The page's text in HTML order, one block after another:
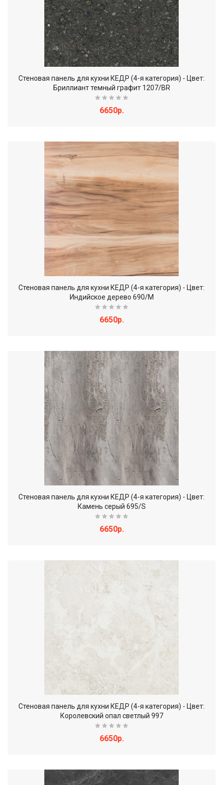
Стеновая панель для кухни КЕДР (4-я категория) - Цвет:
Бриллиант темный графит 1207/BR
6650р.
Стеновая панель для кухни КЕДР (4-я категория) - Цвет:
Индийское дерево 690/М
6650р.
Стеновая панель для кухни КЕДР (4-я категория) - Цвет:
Камень серый 695/S
6650р.
Стеновая панель для кухни КЕДР (4-я категория) - Цвет:
Королевский опал светлый 997
6650р.